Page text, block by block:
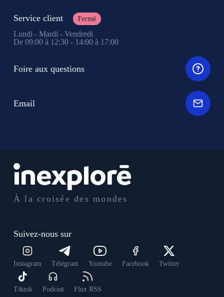
À la croisée des mondes
Suivez-nous sur
Instagram Télégram Youtube Facebook Twitter
Tiktok Podcast Flux RSS
Service client Fermé
Lundi - Mardi - Vendredi
De 09:00 à 12:30 - 14:00 à 17:00
Foire aux questions
Email